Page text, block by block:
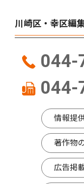
川崎区・幸区編
044-
044-
情報提
著作物
広告掲